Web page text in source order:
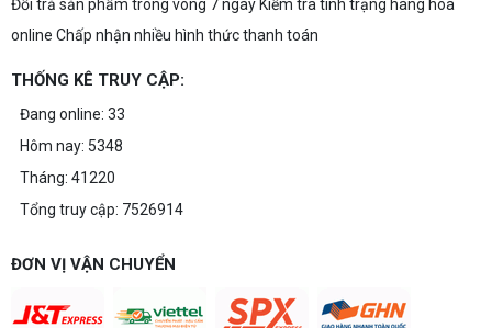
Đổi trả sản phẩm trong vòng 7 ngày Kiểm tra tình trạng hàng hóa
online Chấp nhận nhiều hình thức thanh toán
THỐNG KÊ TRUY CẬP:
Đang online: 33
Hôm nay: 5348
Tháng: 41220
Tổng truy cập: 7526914
ĐƠN VỊ VẬN CHUYỂN